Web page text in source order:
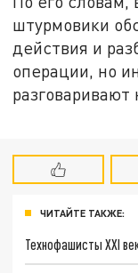
штурмовики
действия и
операции, но
ЧИТАЙТЕ ТАКЖЕ:
Технофашисты XXI